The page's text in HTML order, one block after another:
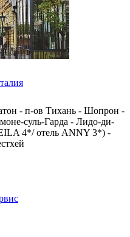
- п-ов Тихань - Шопрон -
суль-Гарда - Лидо-ди-
4*/ отель ANNY 3*) -